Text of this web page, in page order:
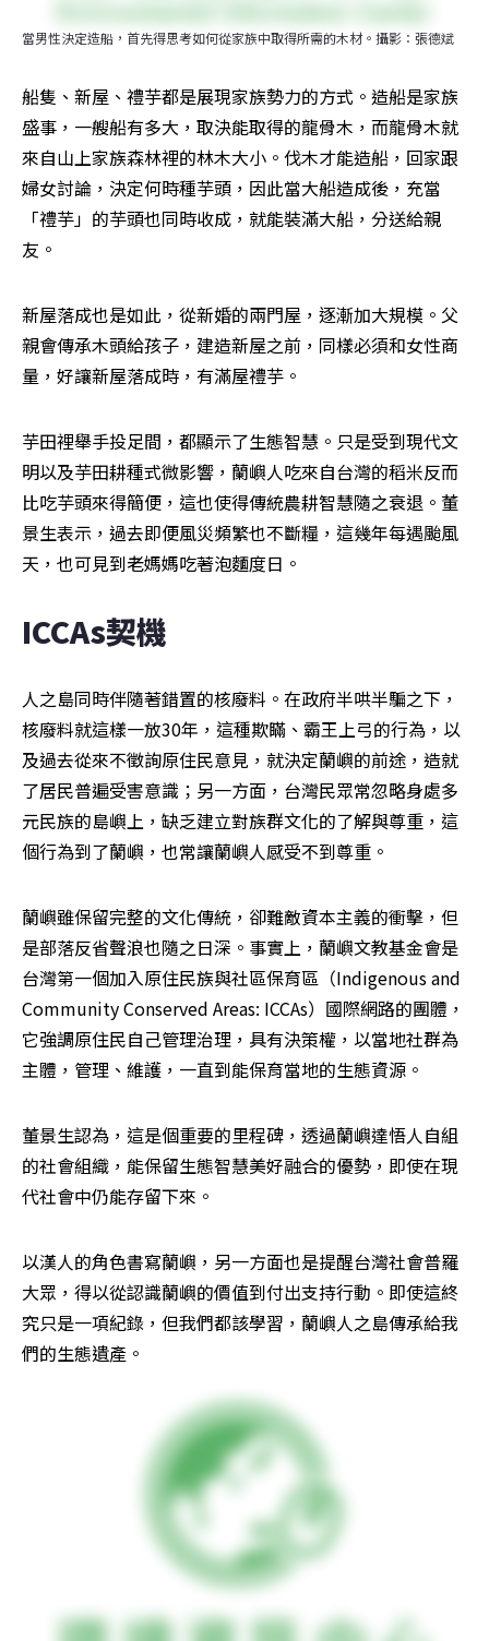
當男性決定造船，首先得思考如何從家族中取得所需的木材。攝影：張德斌
船隻、新屋、禮芋都是展現家族勢力的方式。造船是家族
盛事，一艘船有多大，取決能取得的龍骨木，而龍骨木就
來自山上家族森林裡的林木大小。伐木才能造船，回家跟
婦女討論，決定何時種芋頭，因此當大船造成後，充當
「禮芋」的芋頭也同時收成，就能裝滿大船，分送給親
友。
新屋落成也是如此，從新婚的兩門屋，逐漸加大規模。父
親會傳承木頭給孩子，建造新屋之前，同樣必須和女性商
量，好讓新屋落成時，有滿屋禮芋。
芋田裡舉手投足間，都顯示了生態智慧。只是受到現代文
明以及芋田耕種式微影響，蘭嶼人吃來自台灣的稻米反而
比吃芋頭來得簡便，這也使得傳統農耕智慧隨之衰退。董
景生表示，過去即便風災頻繁也不斷糧，這幾年每遇颱風
天，也可見到老媽媽吃著泡麵度日。
ICCAs契機
人之島同時伴隨著錯置的核廢料。在政府半哄半騙之下，
核廢料就這樣一放30年，這種欺瞞、霸王上弓的行為，以
及過去從來不徵詢原住民意見，就決定蘭嶼的前途，造就
了居民普遍受害意識；另一方面，台灣民眾常忽略身處多
元民族的島嶼上，缺乏建立對族群文化的了解與尊重，這
個行為到了蘭嶼，也常讓蘭嶼人感受不到尊重。
蘭嶼雖保留完整的文化傳統，卻難敵資本主義的衝擊，但
是部落反省聲浪也隨之日深。事實上，蘭嶼文教基金會是
台灣第一個加入原住民族與社區保育區（Indigenous and
Community Conserved Areas: ICCAs）國際網路的團體，
它強調原住民自己管理治理，具有決策權，以當地社群為
主體，管理、維護，一直到能保育當地的生態資源。
董景生認為，這是個重要的里程碑，透過蘭嶼達悟人自組
的社會組織，能保留生態智慧美好融合的優勢，即使在現
代社會中仍能存留下來。
以漢人的角色書寫蘭嶼，另一方面也是提醒台灣社會普羅
大眾，得以從認識蘭嶼的價值到付出支持行動。即使這終
究只是一項紀錄，但我們都該學習，蘭嶼人之島傳承給我
們的生態遺產。